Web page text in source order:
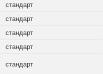
стандарт
стандарт
стандарт
стандарт
стандарт